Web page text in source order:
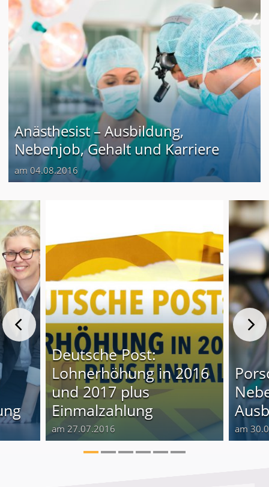
Anästhesist – Ausbildung,
Nebenjob, Gehalt und Karriere
am 04.08.2016
Deutsche Post:
Lohnerhöhung in 2016
und 2017 plus
Einmalzahlung
am 27.07.2016 am